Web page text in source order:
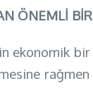
ÖNEMLİ BİR
ekonomik bir